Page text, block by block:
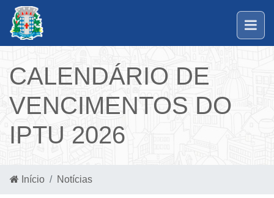
CALENDÁRIO DE
VENCIMENTOS DO
IPTU 2026
Início Notícias